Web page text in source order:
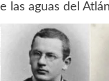
las aguas del